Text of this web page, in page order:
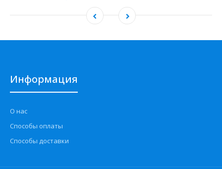
Информация
О нас
Способы оплаты
Способы доставки